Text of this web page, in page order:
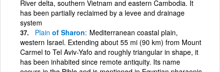
River delta, southern Vietnam and eastern Cambodia. It
has been partially reclaimed by a levee and drainage
system
Plain of Sharon Mediterranean coastal plain,
western Israel. Extending about 55 mi (90 km) from Mount
Carmel to Tel Aviv-Yafo and roughly triangular in shape, it
has been inhabited since remote antiquity. Its name